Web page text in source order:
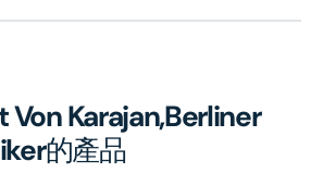
Von Karajan,Berliner
的產品